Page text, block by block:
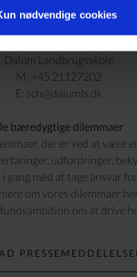
nødvendige cookies
E-mail: chni@sinatur.dk
Dalum Landbrugsskole
M: +45 21127202
E: sch@dalumls.dk
bæredygtige dilemmaer
der er ved at være
udfordringer,
med at tage ansvar
om vores dilemmaer
om at drive